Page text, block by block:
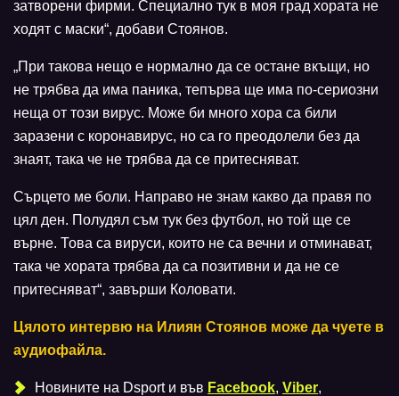
затворени фирми. Специално тук в моя град хората не
ходят с маски“, добави Стоянов.
„При такова нещо е нормално да се остане вкъщи, но
не трябва да има паника, тепърва ще има по-сериозни
неща от този вирус. Може би много хора са били
заразени с коронавирус, но са го преодолели без да
знаят, така че не трябва да се притесняват.
Сърцето ме боли. Направо не знам какво да правя по
цял ден. Полудял съм тук без футбол, но той ще се
върне. Това са вируси, които не са вечни и отминават,
така че хората трябва да са позитивни и да не се
притесняват“, завърши Коловати.
Цялото интервю на Илиян Стоянов може да чуете в
аудиофайла.
Новините на Dsport и във Facebook, Viber,